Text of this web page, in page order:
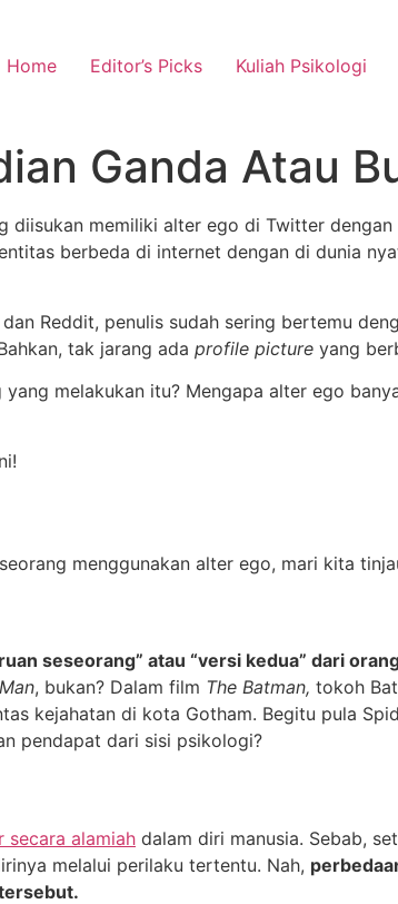
Home Editor’s Picks Kuliah Psikologi
Ganda Atau
diisukan memiliki alter ego di Twitter
berbeda di internet dengan di dunia
Reddit, penulis sudah sering bertemu
tak jarang ada profile picture yang
melakukan itu? Mengapa alter ego
menggunakan alter ego, mari kita
seseorang” atau “versi kedua” dari
, bukan? Dalam film The Batman, tokoh
kejahatan di kota Gotham. Begitu pula
pendapat dari sisi psikologi?
secara alamiah dalam diri manusia. Sebab,
melalui perilaku tertentu. Nah,